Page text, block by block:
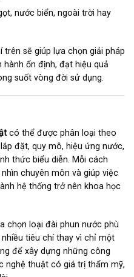
nước biển, ngoài trời hay
sẽ giúp lựa chọn giải pháp
ổn định, đạt hiệu quả
suốt vòng đời sử dụng.
có thể được phân loại theo
đặt, quy mô, hiệu ứng nước,
thức biểu diễn. Mỗi cách
chuyên môn và giúp việc
hệ thống trở nên khoa học
chọn loại đài phun nước phù
tiêu chí thay vì chỉ một
để xây dựng những công
nghệ thuật có giá trị thẩm mỹ,